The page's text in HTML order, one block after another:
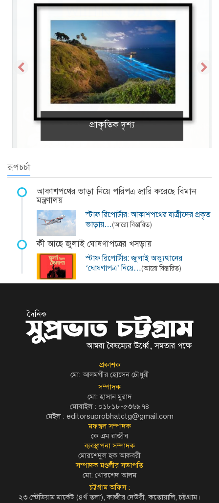
প্রাকৃতিক দৃশ্য
রূপচর্চা
আকাশপথের ভাড়া নিয়ে পরিপত্র জারি করেছে বিমান
মন্ত্রণালয়
স্টাফ রিপোর্টার: আকাশপথের যাত্রীদের প্রকৃত
ভাড়ায়…(আরো বিস্তারিত)
কী আছে জুলাই ঘোষণাপত্রের খসড়ায়
স্টাফ রিপোর্টার: জুলাই অভ্যুত্থানের
‘ঘোষণাপত্র’ নিয়ে…(আরো বিস্তারিত)
প্রকাশক
মো: আলমগীর হোসেন চৌধুরী
সম্পাদক
মো: হাসান মুরাদ
মোবাইল : ০১৮১৮-৫৩৬৯৭৪
মেইল : editorsuprobhatctg@gmail.com
মফস্বল সম্পাদক
কে এম রাজীব
ব্যবস্থাপনা সম্পাদক
মোরশেদুল হক আকবরী
সম্পাদক মণ্ডলীর সভাপতি
মো: খোরশেদ আলম
চট্টগ্রাম অফিস :
২৩ স্টেডিয়াম মার্কেট (৪র্থ তলা), কাজীর দেউরী, কতোয়ালি, চট্টগ্রাম।